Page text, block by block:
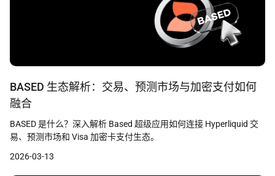
BASED 生态解析：交易、预测市场与加密支付如何
融合
BASED 是什么？深入解析 Based 超级应用如何连接 Hyperliquid 交
易、预测市场和 Visa 加密卡支付生态。
2026-03-13